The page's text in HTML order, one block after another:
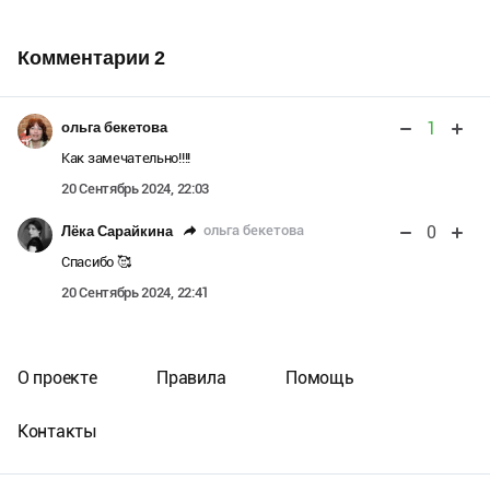
Комментарии 2
ольга бекетова 1
Как замечательно!!!!
20 Сентябрь 2024, 22:03
Лёка Сарайкина ольга бекетова 0
Спасибо 🥰
20 Сентябрь 2024, 22:41
О проекте Правила Помощь
Контакты